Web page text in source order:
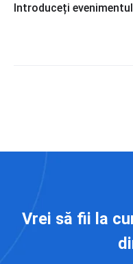
Introduceți
Vrei să fii la